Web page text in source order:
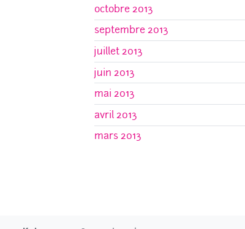
octobre 2013
septembre 2013
juillet 2013
juin 2013
mai 2013
avril 2013
mars 2013